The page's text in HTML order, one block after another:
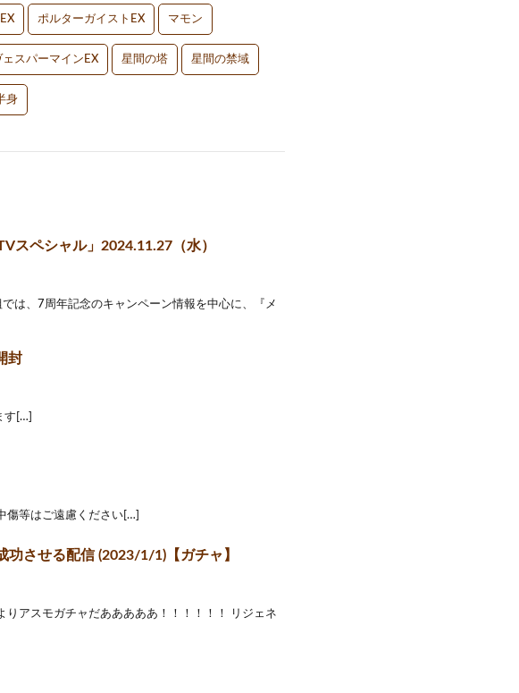
ポルターガイストEX マモン
ェスパーマインEX 星間の塔 星間の禁域
身
スペシャル」2024.11.27（水）
は、7周年記念のキャンペーン情報を中心に、『メ
封
す[…]
傷等はご遠慮ください[…]
させる配信 (2023/1/1)【ガチャ】
アスモガチャだあああああ！！！！！！ リジェネ